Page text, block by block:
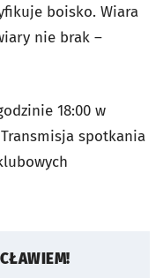
boisko. Wiara
nie brak –
18:00 w
spotkania